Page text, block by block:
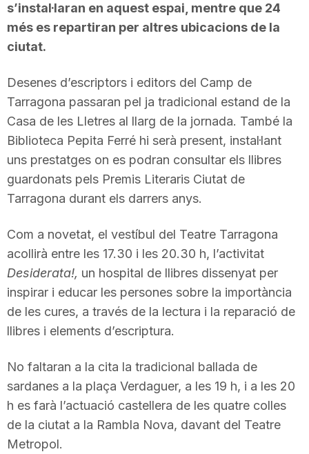
s’instal·laran en aquest espai, mentre que 24
més es repartiran per altres ubicacions de la
ciutat.
Desenes d’escriptors i editors del Camp de
Tarragona passaran pel ja tradicional estand de la
Casa de les Lletres al llarg de la jornada. També la
Biblioteca Pepita Ferré hi serà present, instal·lant
uns prestatges on es podran consultar els llibres
guardonats pels Premis Literaris Ciutat de
Tarragona durant els darrers anys.
Com a novetat, el vestíbul del Teatre Tarragona
acollirà entre les 17.30 i les 20.30 h, l’activitat
Desiderata!, un hospital de llibres dissenyat per
inspirar i educar les persones sobre la importància
de les cures, a través de la lectura i la reparació de
llibres i elements d’escriptura.
No faltaran a la cita la tradicional ballada de
sardanes a la plaça Verdaguer, a les 19 h, i a les 20
h es farà l’actuació castellera de les quatre colles
de la ciutat a la Rambla Nova, davant del Teatre
Metropol.